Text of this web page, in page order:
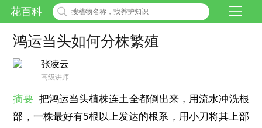
花百科
鸿运当头如何分株繁殖
张凌云
高级讲师
摘要 把鸿运当头植株连土全都倒出来，用流水冲洗根
部，一株最好有5根以上发达的根系，用小刀将其上部